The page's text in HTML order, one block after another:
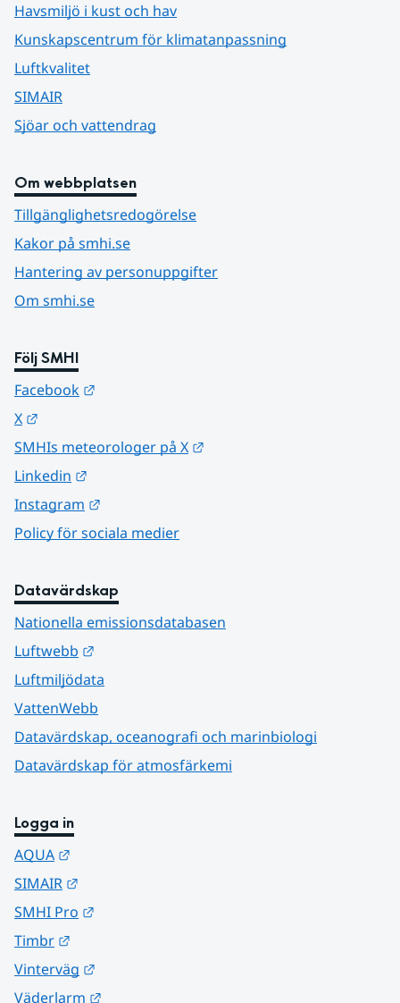
Havsmiljö i kust och hav
Kunskapscentrum för klimatanpassning
Luftkvalitet
SIMAIR
Sjöar och vattendrag
Om webbplatsen
Tillgänglighetsredogörelse
Kakor på smhi.se
Hantering av personuppgifter
Om smhi.se
Följ SMHI
Facebook
X
SMHIs meteorologer på X
Linkedin
Instagram
Policy för sociala medier
Datavärdskap
Nationella emissionsdatabasen
Luftwebb
Luftmiljödata
VattenWebb
Datavärdskap, oceanografi och marinbiologi
Datavärdskap för atmosfärkemi
Logga in
AQUA
SIMAIR
SMHI Pro
Timbr
Vinterväg
Väderlarm